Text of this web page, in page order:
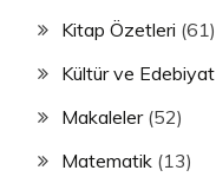
Kitap Özetleri (61)
Kültür ve Edebiyat
Makaleler(52)
Matematik (13)